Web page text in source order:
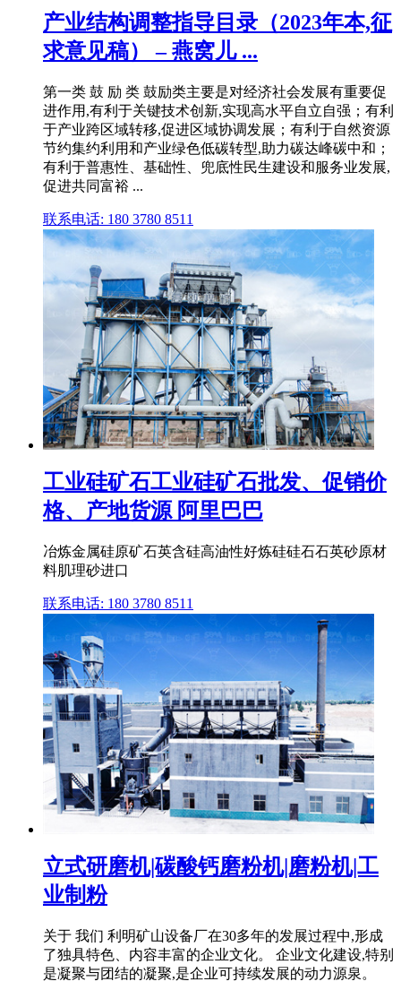
产业结构调整指导目录（2023年本,征
求意见稿） – 燕窝儿 ...
第一类 鼓 励 类 鼓励类主要是对经济社会发展有重要促
进作用,有利于关键技术创新,实现高水平自立自强；有利
于产业跨区域转移,促进区域协调发展；有利于自然资源
节约集约利用和产业绿色低碳转型,助力碳达峰碳中和；
有利于普惠性、基础性、兜底性民生建设和服务业发展,
促进共同富裕 ...
联系电话: 180 3780 8511
工业硅矿石工业硅矿石批发、促销价
格、产地货源 阿里巴巴
冶炼金属硅原矿石英含硅高油性好炼硅硅石石英砂原材
料肌理砂进口
联系电话: 180 3780 8511
立式研磨机|碳酸钙磨粉机|磨粉机|工
业制粉
关于 我们 利明矿山设备厂在30多年的发展过程中,形成
了独具特色、内容丰富的企业文化。 企业文化建设,特别
是凝聚与团结的凝聚,是企业可持续发展的动力源泉。